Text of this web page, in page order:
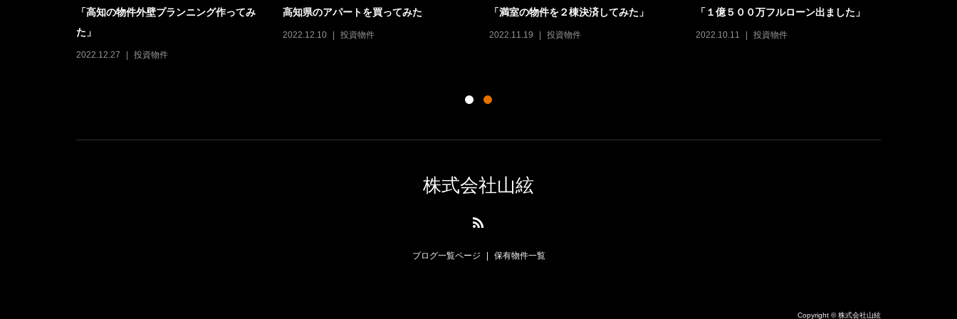
「高知の物件外壁プランニング作ってみ
た」
2022.12.27 投資物件
高知県のアパートを買ってみた
2022.12.10 投資物件
「満室の物件を２棟決済してみた」
2022.11.19 投資物件
「１億５００万フルローン出ました」
2022.10.11 投資物件
株式会社山絃
ブログ一覧ページ 保有物件一覧
Copyright © 株式会社山絃